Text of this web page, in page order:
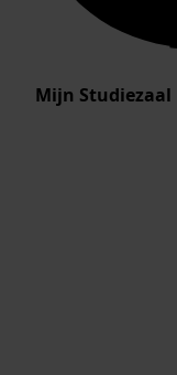
Mijn Studiezaal